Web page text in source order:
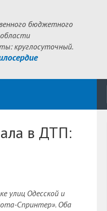
бюджетного
круглосуточный.
в ДТП:
улиц Одесской и
Спринтер». Оба